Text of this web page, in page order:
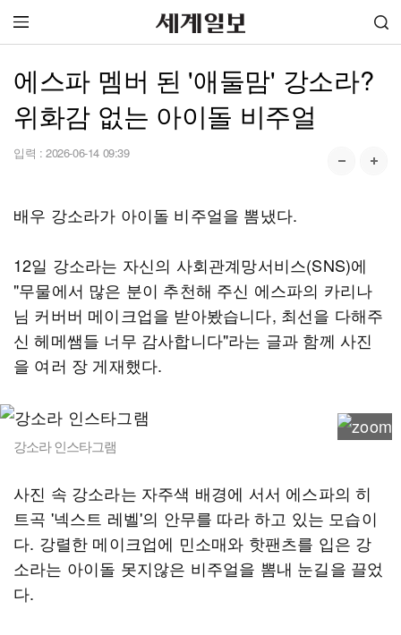
에스파 멤버 된 '애둘맘' 강소라?
위화감 없는 아이돌 비주얼
입력 : 2026-06-14 09:39
배우 강소라가 아이돌 비주얼을 뽐냈다.
12일 강소라는 자신의 사회관계망서비스(SNS)에
"무물에서 많은 분이 추천해 주신 에스파의 카리나
님 커버버 메이크업을 받아봤습니다, 최선을 다해주
신 헤메쌤들 너무 감사합니다"라는 글과 함께 사진
을 여러 장 게재했다.
강소라 인스타그램
사진 속 강소라는 자주색 배경에 서서 에스파의 히
트곡 '넥스트 레벨'의 안무를 따라 하고 있는 모습이
다. 강렬한 메이크업에 민소매와 핫팬츠를 입은 강
소라는 아이돌 못지않은 비주얼을 뽐내 눈길을 끌었
다.